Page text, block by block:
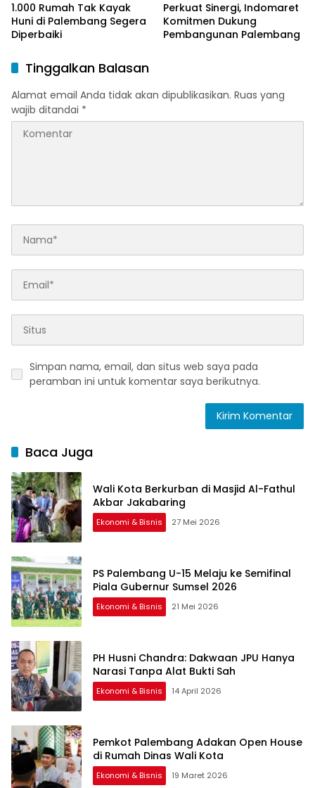
1.000 Rumah Tak Kayak
Huni di Palembang Segera
Diperbaiki
Perkuat Sinergi, Indomaret
Komitmen Dukung
Pembangunan Palembang
Tinggalkan Balasan
Alamat email Anda tidak akan dipublikasikan. Ruas yang
wajib ditandai *
Simpan nama, email, dan situs web saya pada
peramban ini untuk komentar saya berikutnya.
Baca Juga
Wali Kota Berkurban di Masjid Al-Fathul
Akbar Jakabaring
Ekonomi & Bisnis 27 Mei 2026
PS Palembang U-15 Melaju ke Semifinal
Piala Gubernur Sumsel 2026
Ekonomi & Bisnis 21 Mei 2026
PH Husni Chandra: Dakwaan JPU Hanya
Narasi Tanpa Alat Bukti Sah
Ekonomi & Bisnis 14 April 2026
Pemkot Palembang Adakan Open House
di Rumah Dinas Wali Kota
Ekonomi & Bisnis 19 Maret 2026